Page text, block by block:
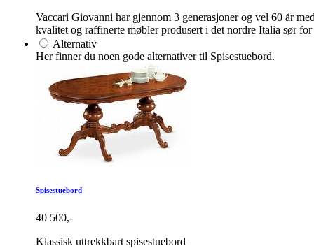
Vaccari Giovanni har gjennom 3 generasjoner og vel 60 år
kvalitet og raffinerte møbler produsert i det nordre Italia sør
Alternativ
Her finner du noen gode alternativer til Spisestuebord.
Spisestuebord
40 500,-
Klassisk uttrekkbart spisestuebord